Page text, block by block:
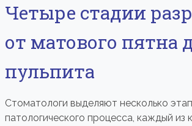
Четыре стадии
от матового пятна
пульпита
Стоматологи выделяют несколько
патологического процесса, каждый из